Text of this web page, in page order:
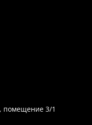
помещение 3/1